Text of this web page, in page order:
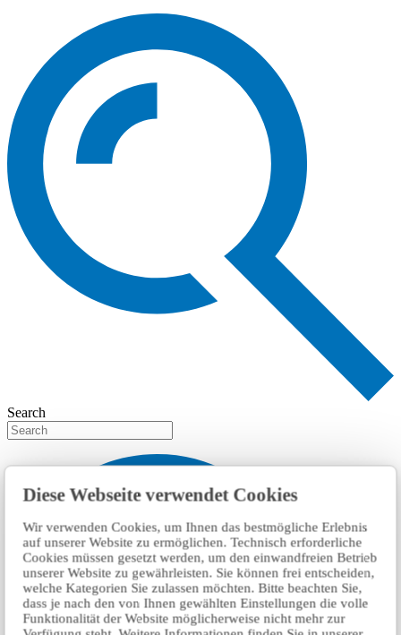
Diese Webseite verwendet Cookies
Wir verwenden Cookies, um Ihnen das bestmögliche Erlebnis
auf unserer Website zu ermöglichen. Technisch erforderliche
Cookies müssen gesetzt werden, um den einwandfreien Betrieb
unserer Website zu gewährleisten. Sie können frei entscheiden,
welche Kategorien Sie zulassen möchten. Bitte beachten Sie,
dass je nach den von Ihnen gewählten Einstellungen die volle
Funktionalität der Website möglicherweise nicht mehr zur
Search